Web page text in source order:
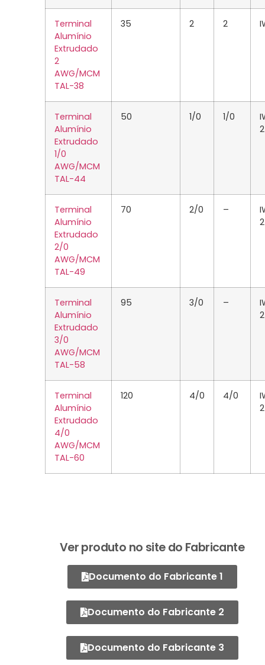
Terminal
Alumínio
Extrudado
2
AWG/MCM
TAL-38
35 2 2
Terminal
Alumínio
Extrudado
1/0
AWG/MCM
TAL-44
50 1/0 1/0
Terminal
Alumínio
Extrudado
2/0
AWG/MCM
TAL-49
70 2/0 –
Terminal
Alumínio
Extrudado
3/0
AWG/MCM
TAL-58
95 3/0 –
Terminal
Alumínio
Extrudado
4/0
AWG/MCM
TAL-60
120 4/0 4/0
Ver produto no site do Fabricante
Documento do Fabricante 1
Documento do Fabricante 2
Documento do Fabricante 3